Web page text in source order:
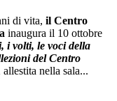
di vita, il Centro
inaugura il 10 ottobre
i volti, le voci della
del Centro
allestita nella sala...